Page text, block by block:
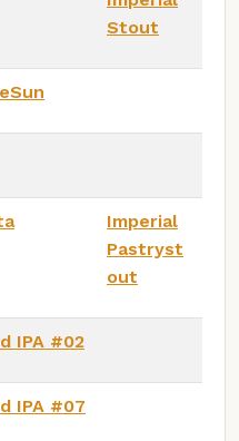
Stout
Imperial
Pastryst
out
IPA #02
IPA #07